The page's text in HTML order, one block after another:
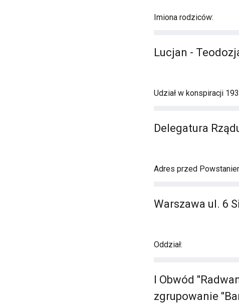
Imiona rodziców:
Lucjan -
Udział w konspiracji
Delegatura
Adres przed
Warszawa ul. 6
Oddział:
I Obwód
zgrupowanie